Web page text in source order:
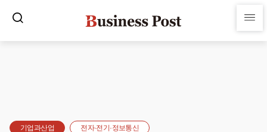
기업과산업 전자·전기·정보통신